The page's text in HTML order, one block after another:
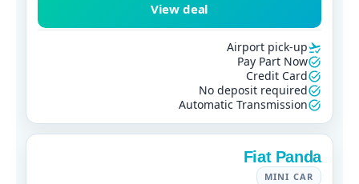
View deal
Airport pick-up
Pay Part Now
Credit Card
No deposit required
Automatic Transmission
Fiat Panda
MINI CAR